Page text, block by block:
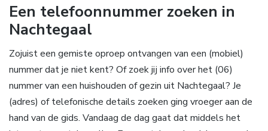
Een telefoonnummer zoeken in
Nachtegaal
Zojuist een gemiste oproep ontvangen van een (mobiel)
nummer dat je niet kent? Of zoek jij info over het (06)
nummer van een huishouden of gezin uit Nachtegaal? Je
(adres) of telefonische details zoeken ging vroeger aan de
hand van de gids. Vandaag de dag gaat dat middels het